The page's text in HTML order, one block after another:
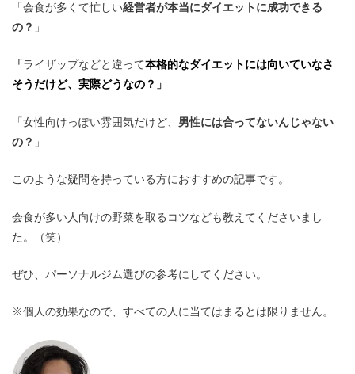
「会食が多くて忙しい経営者が本当にダイエットに成功できる
の？ 」
「ライザップなどと違って本格的なダイエットには向いていなさ
そうだけど、実際どうなの？ 」
「女性向けっぽい雰囲気だけど、 男性には合ってないんじゃない
の？ 」
このような疑問を持っている方におすすめの記事です。
会食が多い人向けの野菜を取るコツなども教えてくださいまし
た。（笑）
ぜひ、パーソナルジム選びの参考にしてください。
※個人の効果なので、すべての人に当てはまるとは限りません。